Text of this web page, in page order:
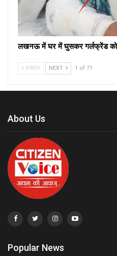
लखनऊ में घर में घुसकर गर्लफ्रेंड को
PREV NEXT 1 of 71
About Us
Popular News